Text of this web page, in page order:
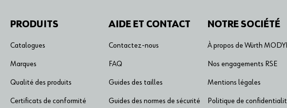
PRODUITS
Catalogues
Marques
Qualité des produits
Certificats de conformité
AIDE ET CONTACT
Contactez-nous
FAQ
Guides des tailles
Guides des normes de sécurité
NOTRE SOCIÉTÉ
À propos de Würth
Nos engagements RSE
Mentions légales
Politique de